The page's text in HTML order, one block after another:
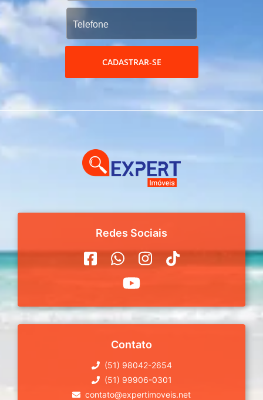
CADASTRAR-SE
Redes Sociais
Contato
(51) 98042-2654
(51) 99906-0301
contato@expertimoveis.net